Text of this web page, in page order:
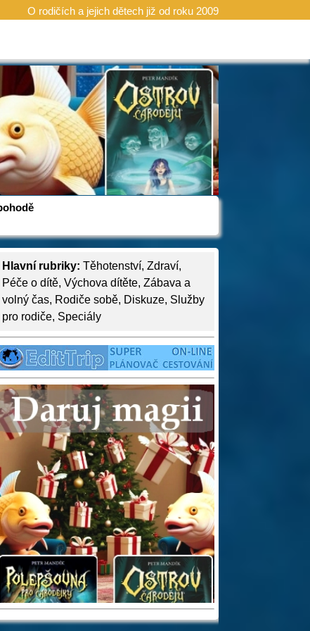
O rodičích a jejich dětech již od roku 2009
Hlavní rubriky: Těhotenství, Zdraví,
Péče o dítě, Výchova dítěte, Zábava a
volný čas, Rodiče sobě, Diskuze, Služby
pro rodiče, Speciály